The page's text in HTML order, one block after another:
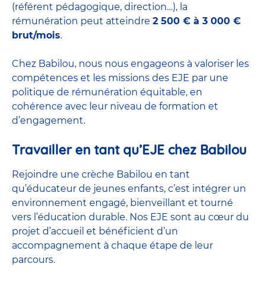
(référent pédagogique, direction…), la
rémunération peut atteindre 2 500 € à 3 000 €
brut/mois.
Chez Babilou, nous nous engageons à valoriser les
compétences et les missions des EJE par une
politique de rémunération équitable, en
cohérence avec leur niveau de formation et
d’engagement.
Travailler en tant qu’EJE chez Babilou
Rejoindre une crèche Babilou en tant
qu’éducateur de jeunes enfants, c’est intégrer un
environnement engagé, bienveillant et tourné
vers l’éducation durable. Nos EJE sont au cœur du
projet d’accueil et bénéficient d’un
accompagnement à chaque étape de leur
parcours.